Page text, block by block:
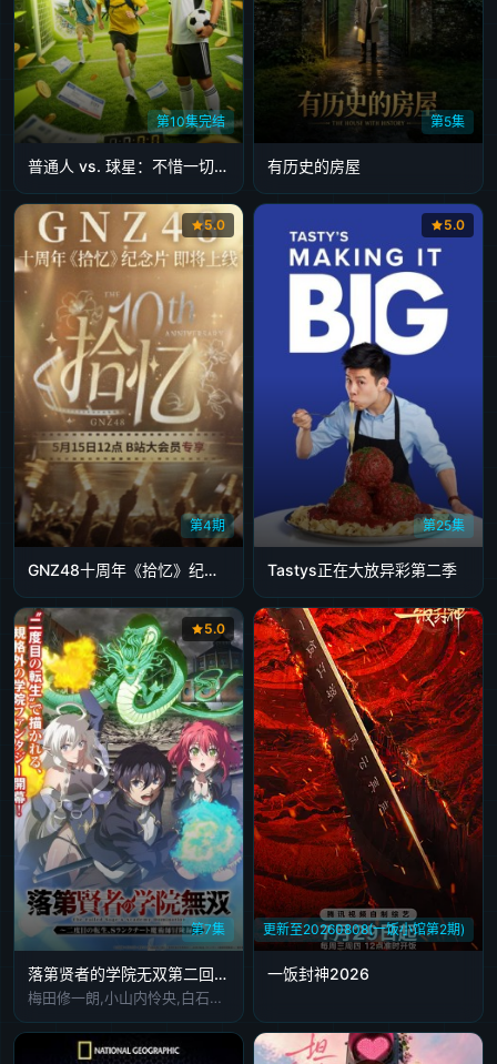
第10集完结
普通人 vs. 球星：不惜一切代价旅行
第5集
有历史的房屋
第4期
5.0
GNZ48十周年《拾忆》纪念片
第25集
5.0
Tastys正在大放异彩第二季
第7集
5.0
落第贤者的学院无双第二回转生
梅田修一朗,小山内怜央,白石晴香,加藤英美里,平川大辅,东地宏树,福原绫香
更新至20260808(一饭小馆第2期)
一饭封神2026